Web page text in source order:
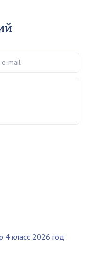
класс 2026 год